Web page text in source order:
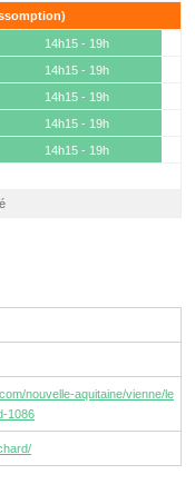
14h15 - 19h
14h15 - 19h
14h15 - 19h
14h15 - 19h
14h15 - 19h
nouvelle-aquitaine/vienne/le
1086